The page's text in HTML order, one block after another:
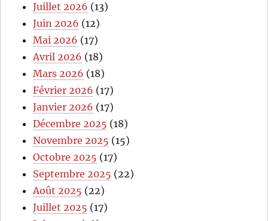
Juillet 2026 (13)
Juin 2026 (12)
Mai 2026 (17)
Avril 2026 (18)
Mars 2026 (18)
Février 2026 (17)
Janvier 2026 (17)
Décembre 2025 (18)
Novembre 2025 (15)
Octobre 2025 (17)
Septembre 2025 (22)
Août 2025 (22)
Juillet 2025 (17)